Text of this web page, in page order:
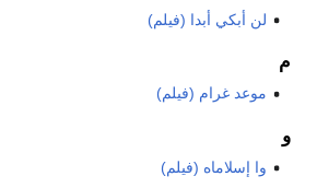
لن أبكي أبدا (فيلم)
م
موعد غرام (فيلم)
و
وا إسلاماه (فيلم)